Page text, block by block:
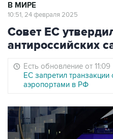
В МИРЕ
10:51, 24 февраля 2025
Совет ЕС
антироссийских
Есть обновление от 11:09
ЕС запретил
аэропортами в РФ